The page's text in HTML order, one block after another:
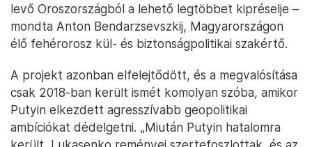
levő Oroszországból a lehető legtöbbet kipréselje –
mondta Anton Bendarzsevszkij, Magyarországon
élő fehérorosz kül- és biztonságpolitikai szakértő.
A projekt azonban elfelejtődött, és a megvalósítása
csak 2018-ban került ismét komolyan szóba, amikor
Putyin elkezdett agresszívabb geopolitikai
ambíciókat dédelgetni. „Miután Putyin hatalomra